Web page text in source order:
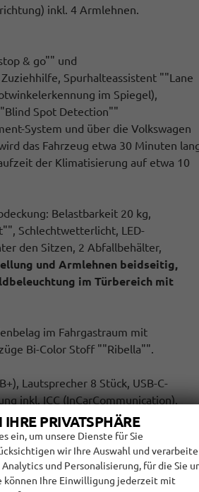
inkl. 4 Armlehnen.
& go"" und
Spurhalteassistent ""Lane
im Spiegel),
Spot Detection""
System und über die Volkswagen
das Fahrzeug etwa 30 Minuten
der Klimatisierung auf etwa 10
Belastbarkeit 20 kg,
Schlechtwetterlicht, LED-
den Sitzen, 2 Abfallbehälter,
und Armlehnen beidseitig,
im Türbereich mit
im Fahrgastraum mit
Bi-Color Stoff ""Ribella"".
Lautsprecher 8 Stück, USB-C-
inkl. ICC (InCarCommunication),
(AC)
und Kopfairbags vorne,
IHRE PRIVATSPHÄRE
ein, um unsere Dienste für Sie
wir Ihre Auswahl und
und Personalisierung, für die Sie
können Ihre Einwilligung jederzeit mit